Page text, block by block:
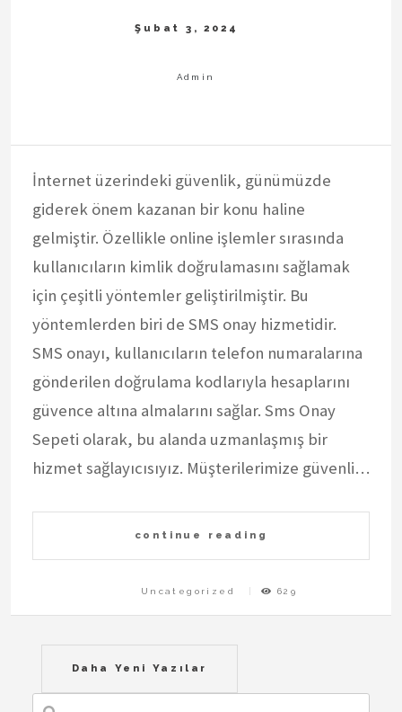
İnternet üzerindeki güvenlik, günümüzde
giderek önem kazanan bir konu haline
gelmiştir. Özellikle online işlemler sırasında
kullanıcıların kimlik doğrulamasını sağlamak
için çeşitli yöntemler geliştirilmiştir. Bu
yöntemlerden biri de SMS onay hizmetidir.
SMS onayı, kullanıcıların telefon numaralarına
gönderilen doğrulama kodlarıyla hesaplarını
güvence altına almalarını sağlar. Sms Onay
Sepeti olarak, bu alanda uzmanlaşmış bir
hizmet sağlayıcısıyız. Müşterilerimize güvenli…
continue reading
Uncategorized 629
gezinmesi
Daha Yeni Yazılar